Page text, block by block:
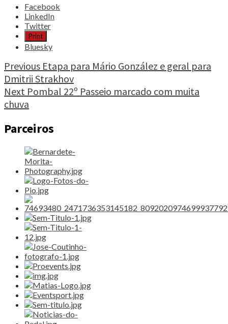
Share
post
"Trail
Bela
foi
uma
bela
surpresa"
Facebook
LinkedIn
Twitter
Print
Bluesky
Continue
Reading
Previous Etapa para Mário González e geral para
Dmitrii Strakhov
Next Pombal 22º Passeio marcado com muita
chuva
Parceiros